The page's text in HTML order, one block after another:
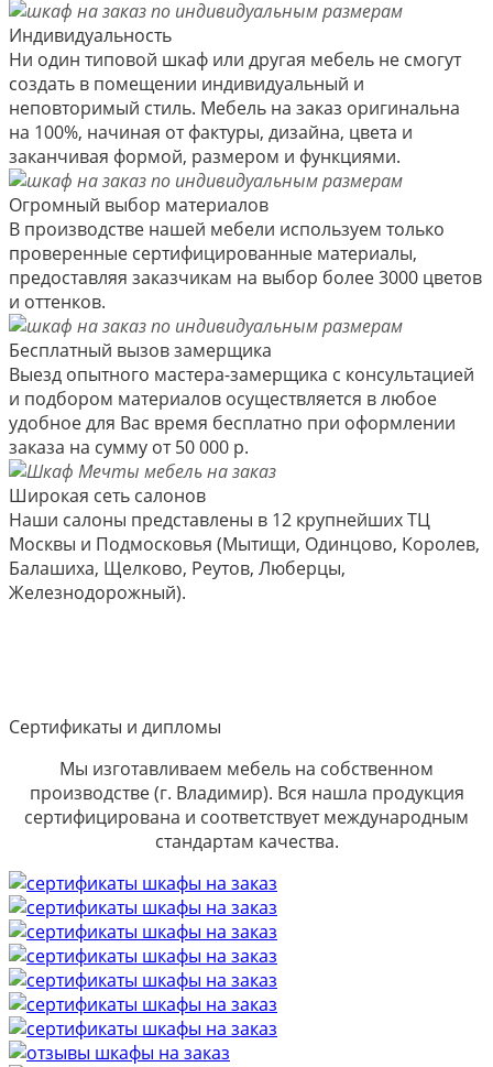
Индивидуальность
Ни один типовой шкаф или другая мебель не смогут
создать в помещении индивидуальный и
неповторимый стиль. Мебель на заказ оригинальна
на 100%, начиная от фактуры, дизайна, цвета и
заканчивая формой, размером и функциями.
Огромный выбор материалов
В производстве нашей мебели используем только
проверенные сертифицированные материалы,
предоставляя заказчикам на выбор более 3000 цветов
и оттенков.
Бесплатный вызов замерщика
Выезд опытного мастера-замерщика с консультацией
и подбором материалов осуществляется в любое
удобное для Вас время бесплатно при оформлении
заказа на сумму от 50 000 р.
Широкая сеть салонов
Наши салоны представлены в 12 крупнейших ТЦ
Москвы и Подмосковья (Мытищи, Одинцово, Королев,
Балашиха, Щелково, Реутов, Люберцы,
Железнодорожный).
Сертификаты и дипломы
Мы изготавливаем мебель на собственном
производстве (г. Владимир). Вся нашла продукция
сертифицирована и соответствует международным
стандартам качества.